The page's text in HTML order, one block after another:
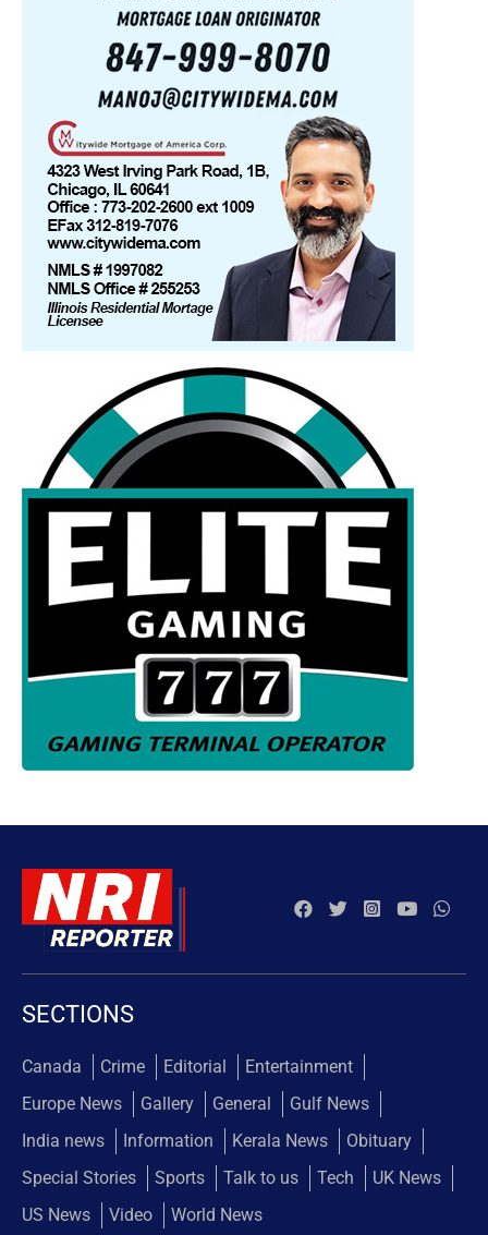
SECTIONS
Canada Crime Editorial
Entertainment
Europe News
Gallery General
Gulf News
India news
Information Kerala News
Obituary
Special Stories
Sports Talk to us Tech
UK News
US News
Video World News